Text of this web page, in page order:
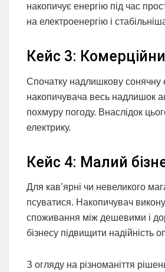
накопичує енергію під час
на електроенергію і
Кейс 3:
Спочатку надлишкову сонячну
накопичувача весь надлишок
похмуру погоду. Внаслідок
електрику.
Кейс 4: Малий
Для кав’ярні чи невеликого
псуватися. Накопичувач
споживання між дешевими і
бізнесу підвищити надійність
З огляду на різноманіття